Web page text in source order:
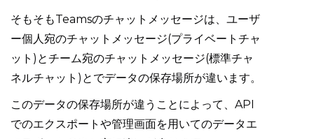
そもそもTeamsのチャットメッセージは、ユーザ
ー個人宛のチャットメッセージ(プライベートチャ
ット)とチーム宛のチャットメッセージ(標準チャ
ネルチャット)とでデータの保存場所が違います。
このデータの保存場所が違うことによって、API
でのエクスポートや管理画面を用いてのデータエ